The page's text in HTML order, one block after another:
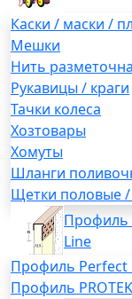
Каски / маски /
Мешки
Нить
Рукавицы / краги
Тачки колеса
Хозтовары
Хомуты
Шланги
Щетки половые
Профиль
Line
Профиль Perfect
Профиль